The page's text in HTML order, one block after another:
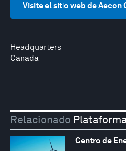
Headquarters
Canada
Visite el sitio web de Aecon
Relacionado
Centro de